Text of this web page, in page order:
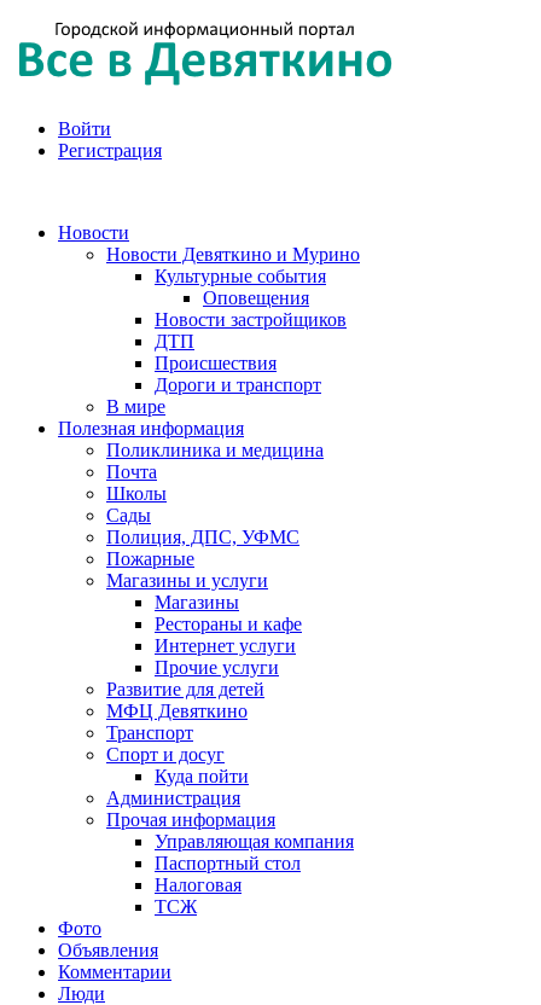
Войти
Регистрация
Новости
Новости Девяткино и Мурино
Культурные события
Оповещения
Новости застройщиков
ДТП
Происшествия
Дороги и транспорт
В мире
Полезная информация
Поликлиника и медицина
Почта
Школы
Сады
Полиция, ДПС, УФМС
Пожарные
Магазины и услуги
Магазины
Рестораны и кафе
Интернет услуги
Прочие услуги
Развитие для детей
МФЦ Девяткино
Транспорт
Спорт и досуг
Куда пойти
Администрация
Прочая информация
Управляющая компания
Паспортный стол
Налоговая
ТСЖ
Фото
Объявления
Комментарии
Люди